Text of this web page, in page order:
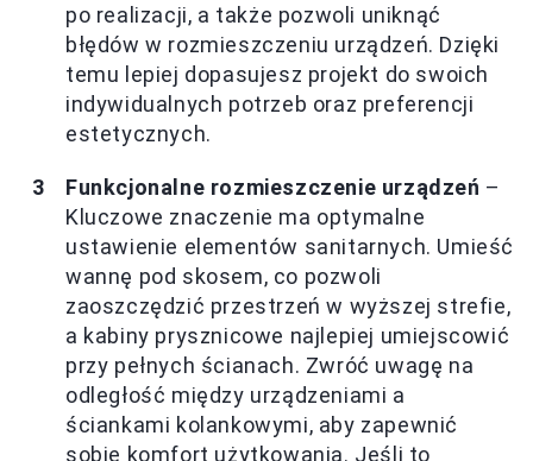
po realizacji, a także pozwoli uniknąć
błędów w rozmieszczeniu urządzeń. Dzięki
temu lepiej dopasujesz projekt do swoich
indywidualnych potrzeb oraz preferencji
estetycznych.
Funkcjonalne rozmieszczenie urządzeń –
Kluczowe znaczenie ma optymalne
ustawienie elementów sanitarnych. Umieść
wannę pod skosem, co pozwoli
zaoszczędzić przestrzeń w wyższej strefie,
a kabiny prysznicowe najlepiej umiejscowić
przy pełnych ścianach. Zwróć uwagę na
odległość między urządzeniami a
ściankami kolankowymi, aby zapewnić
sobie komfort użytkowania. Jeśli to